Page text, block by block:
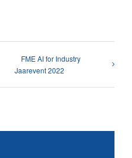
FME AI for Industry
Jaarevent 2022